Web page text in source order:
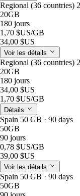
Regional (36 countries)
20GB
180 jours
1,70 $US/GB
34,00 $US
Voir les détails
Regional (36 countries)
20GB
180 jours
34,00 $US
1,70 $US/GB
Détails
Spain 50 GB · 90 days
50GB
90 jours
0,78 $US/GB
39,00 $US
Voir les détails
Spain 50 GB · 90 days
50GB